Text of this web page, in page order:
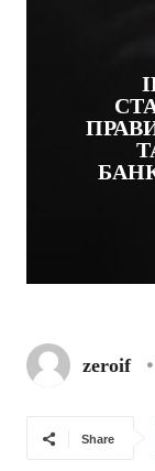
zeroif
Share